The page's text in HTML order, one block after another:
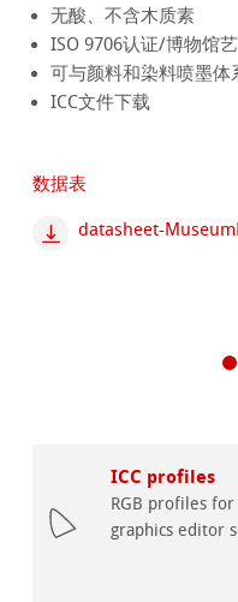
无酸、不含木质素
ISO 9706认证/博物馆
可与颜料和染料喷墨体
ICC文件下载
数据表
datasheet-
ICC profiles
RGB profiles
graphics editor